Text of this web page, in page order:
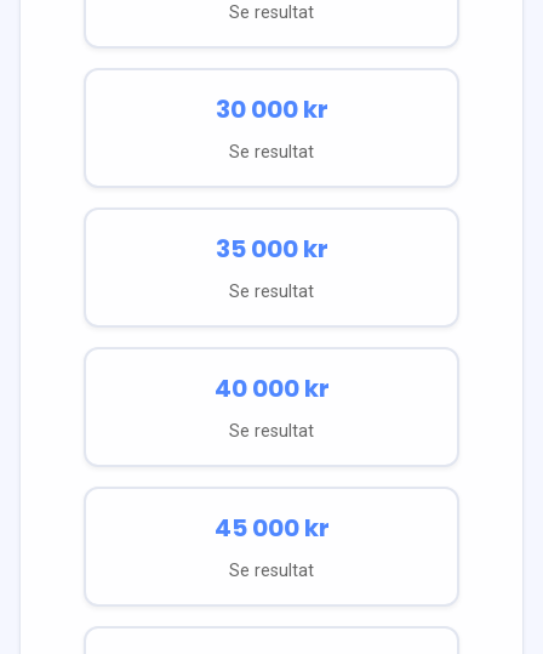
Se resultat
30 000kr
Se resultat
35 000kr
Se resultat
40 000kr
Se resultat
45 000kr
Se resultat